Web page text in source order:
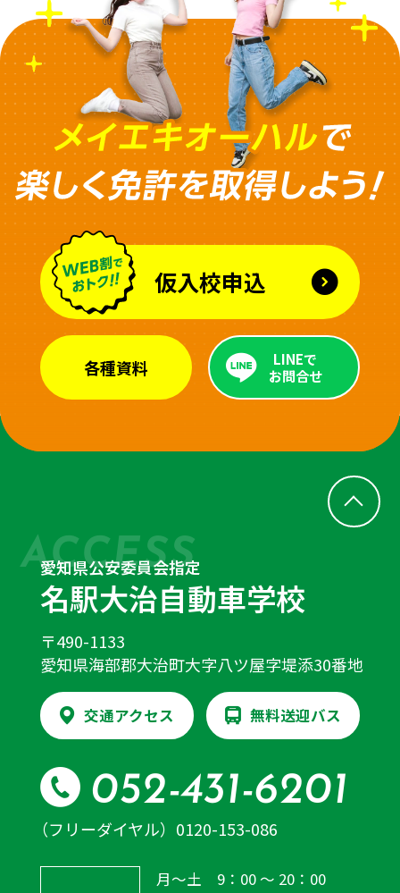
仮入校申込
各種資料
LINEで
お問合せ
ACCESS
愛知県公安委員会指定
名駅大治自動車学校
〒490-1133
愛知県海部郡大治町大字八ツ屋字堤添30番地
交通アクセス 無料送迎バス
052-431-6201
（フリーダイヤル） 0120-153-086
月～土 9：00 ～ 20：00